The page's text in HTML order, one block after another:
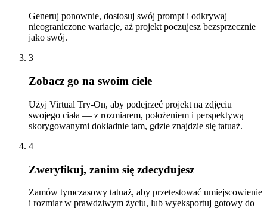
Generuj ponownie, dostosuj swój prompt i odkrywaj
nieograniczone wariacje, aż projekt poczujesz bezsprzecznie
jako swój.
3
Zobacz go na swoim ciele
Użyj Virtual Try-On, aby podejrzeć projekt na zdjęciu
swojego ciała — z rozmiarem, położeniem i perspektywą
skorygowanymi dokładnie tam, gdzie znajdzie się tatuaż.
4
Zweryfikuj, zanim się zdecydujesz
Zamów tymczasowy tatuaż, aby przetestować umiejscowienie
i rozmiar w prawdziwym życiu, lub wyeksportuj gotowy do